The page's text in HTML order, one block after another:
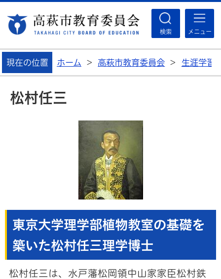
検索 メニュー
現在の位置 ホーム > 高萩市教育委員会 > 生涯学習
松村任三
東京大学理学部植物教室の基礎を
築いた松村任三理学博士
松村任三は、水戸藩松岡領中山家家臣松村鉄